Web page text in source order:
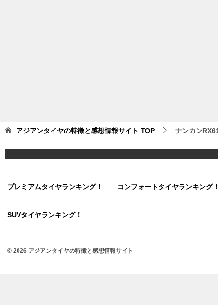
アジアンタイヤの特徴と感想情報サイト TOP ナンカン
プレミアムタイヤランキング！ コンフォートタイヤランキング
SUVタイヤランキング！
© 2026 アジアンタイヤの特徴と感想情報サイト